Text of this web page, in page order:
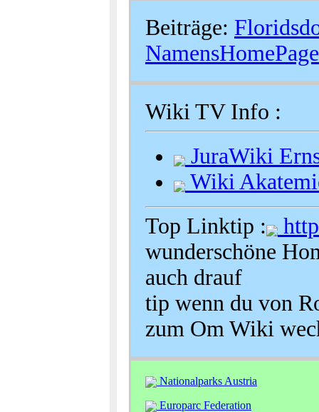
Beiträge:
NamensHomePage
Wiki TV Info :
JuraWiki
Wiki
Top Linktip :
wunderschöne
auch drauf
tip wenn du von
zum Om Wiki
Nationalparks Austria
Europarc Federation